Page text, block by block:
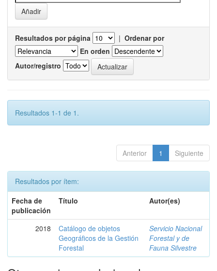
Resultados por página | Ordenar por
En orden
Autor/registro
Resultados 1-1 de 1.
Anterior 1 Siguiente
Resultados por ítem:
Fecha de
publicación
Título Autor(es)
2018
Catálogo de objetos
Geográficos de la Gestión
Forestal
Servicio Nacional
Forestal y de
Fauna Silvestre